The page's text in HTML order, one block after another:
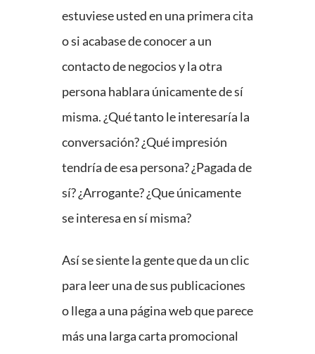
estuviese usted en una primera cita
o si acabase de conocer a un
contacto de negocios y la otra
persona hablara únicamente de sí
misma. ¿Qué tanto le interesaría la
conversación? ¿Qué impresión
tendría de esa persona? ¿Pagada de
sí? ¿Arrogante? ¿Que únicamente
se interesa en sí misma?
Así se siente la gente que da un clic
para leer una de sus publicaciones
o llega a una página web que parece
más una larga carta promocional